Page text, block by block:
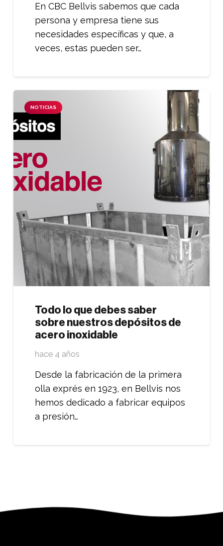
En CBC Bellvis sabemos que cada
persona y empresa tiene sus
necesidades específicas y que, a
veces, estas pueden ser…
NOTICIAS
Todo lo que debes saber
sobre nuestros depósitos de
acero inoxidable
hace 4 años
Desde la fabricación de la primera
olla exprés en 1923, en Bellvis nos
hemos dedicado a fabricar equipos
a presión…